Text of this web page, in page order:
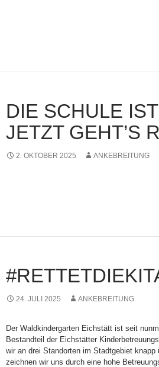
DIE SCHULE
JETZT GEHT’S
2. OKTOBER 2025 ANKEBREITUNG
24. JULI 2025 ANKEBREITUNG
Der Waldkindergarten Eichstätt ist seit
Bestandteil der Eichstätter
wir an drei Standorten im Stadtgebiet knapp
zeichnen wir uns durch eine hohe